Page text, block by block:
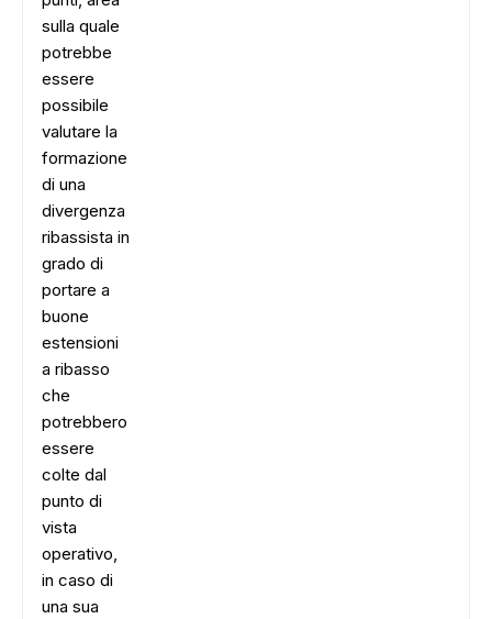
sulla quale
potrebbe
essere
possibile
valutare la
formazione
di una
divergenza
ribassista in
grado di
portare a
buone
estensioni
a ribasso
che
potrebbero
essere
colte dal
punto di
vista
operativo,
in caso di
una sua